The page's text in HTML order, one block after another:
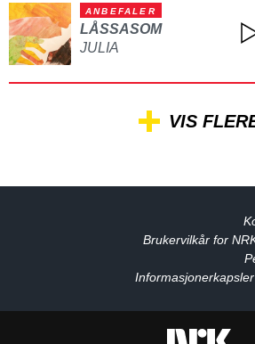
ANBEFALER
LÅSSASOM
JULIA
VIS
Brukervilkår for